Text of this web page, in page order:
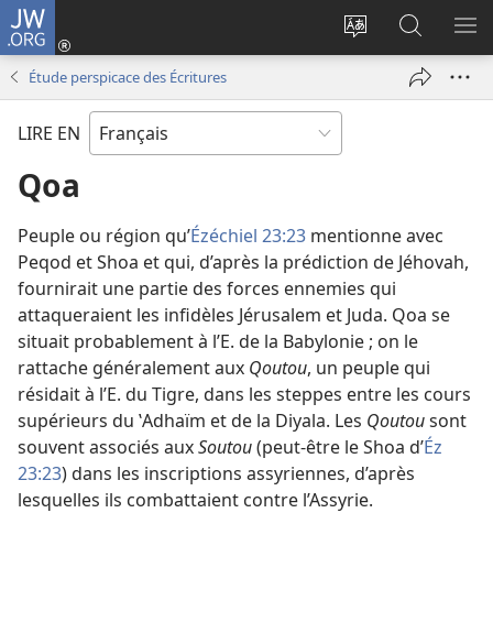
JW.ORG
Changer
langue
Se
connecter
nouvelle
sur
JW.ORG
Étude perspicace des Écritures
LIRE EN
Qoa
Peuple ou région qu’Ézéchiel 23:23 mentionne avec
Peqod et Shoa et qui, d’après la prédiction de Jéhovah,
fournirait une partie des forces ennemies qui
attaqueraient les infidèles Jérusalem et Juda. Qoa se
situait probablement à l’E. de la Babylonie ; on le
rattache généralement aux Qoutou, un peuple qui
résidait à l’E. du Tigre, dans les steppes entre les cours
supérieurs du ʽAdhaïm et de la Diyala. Les Qoutousont
souvent associés auxSoutou(peut-être le Shoa d’Éz
23:23) dans les inscriptions assyriennes, d’après
lesquelles ils combattaient contre l’Assyrie.